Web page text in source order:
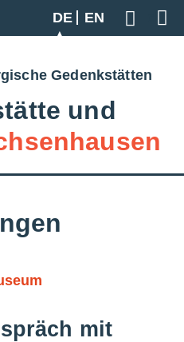
DE
EN
Geben
Zur Gesamtübersicht
Gedenkstätten
und
mit